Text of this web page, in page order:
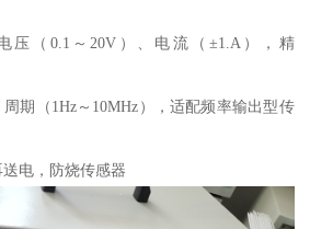
压（0.1～20V）、电流（±1.A），精
期（1Hz～10MHz），适配频率输出型传
电，防烧传感器